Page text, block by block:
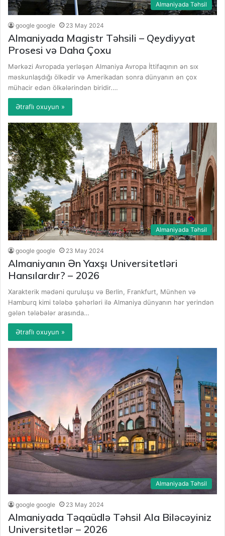
Almaniyada Təhsil
google google 23 May 2024
Almaniyada Magistr Təhsili – Qeydiyyat
Prosesi və Daha Çoxu
Mərkəzi Avropada yerləşən Almaniya Avropa İttifaqının ən sıx
məskunlaşdığı ölkədir və Amerikadan sonra dünyanın ən çox
mühacir edən ölkələrindən biridir.…
Ətraflı oxuyun »
Almaniyada Təhsil
google google 23 May 2024
Almaniyanın Ən Yaxşı Universitetləri
Hansılardır? – 2026
Xarakterik mədəni quruluşu və Berlin, Frankfurt, Münhen və
Hamburq kimi tələbə şəhərləri ilə Almaniya dünyanın hər yerindən
gələn tələbələr arasında…
Ətraflı oxuyun »
Almaniyada Təhsil
google google 23 May 2024
Almaniyada Təqaüdlə Təhsil Ala Biləcəyiniz
Universitetlər – 2026